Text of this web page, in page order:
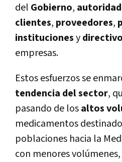
del Gobierno,
clientes, proveedores,
institucionesy
empresas.
Estos esfuerzos se
tendencia del sector,
pasando de losaltos
medicamentos
poblaciones hacia la
con menores